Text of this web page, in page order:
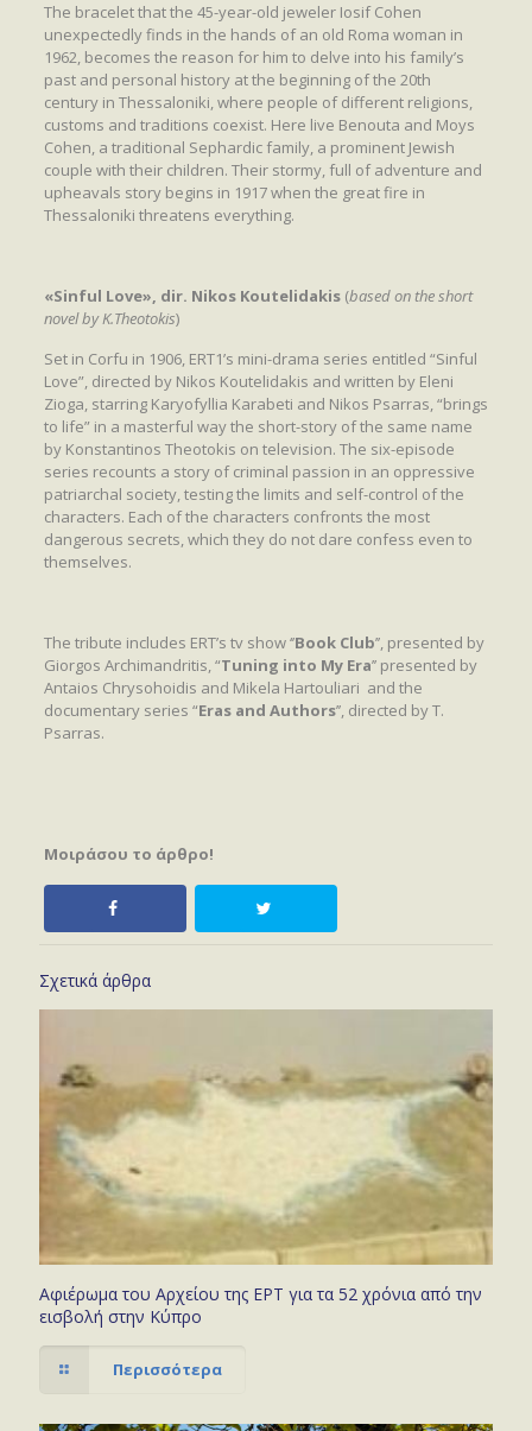
The bracelet that the 45-year-old jeweler Iosif Cohen
unexpectedly finds in the hands of an old Roma woman in
1962, becomes the reason for him to delve into his family’s
past and personal history at the beginning of the 20th
century in Thessaloniki, where people of different religions,
customs and traditions coexist. Here live Benouta and Moys
Cohen, a traditional Sephardic family, a prominent Jewish
couple with their children. Their stormy, full of adventure and
upheavals story begins in 1917 when the great fire in
Thessaloniki threatens everything.
«Sinful Love», dir. Nikos Koutelidakis (based on the short
novel by K.Theotokis)
Set in Corfu in 1906, ERT1’s mini-drama series entitled “Sinful
Love”, directed by Nikos Koutelidakis and written by Eleni
Zioga, starring Karyofyllia Karabeti and Nikos Psarras, “brings
to life” in a masterful way the short-story of the same name
by Konstantinos Theotokis on television. The six-episode
series recounts a story of criminal passion in an oppressive
patriarchal society, testing the limits and self-control of the
characters. Each of the characters confronts the most
dangerous secrets, which they do not dare confess even to
themselves.
The tribute includes ERT’s tv show ‘’Book Club’’, presented by
Giorgos Archimandritis, “Tuning into My Era’’ presented by
Antaios Chrysohoidis and Mikela Hartouliari and the
documentary series “Eras and Authors’’, directed by T.
Psarras.
Μοιράσου το άρθρο!
Σχετικά άρθρα
Αφιέρωμα του Αρχείου της ΕΡΤ για τα 52 χρόνια από την
εισβολή στην Κύπρο
Περισσότερα